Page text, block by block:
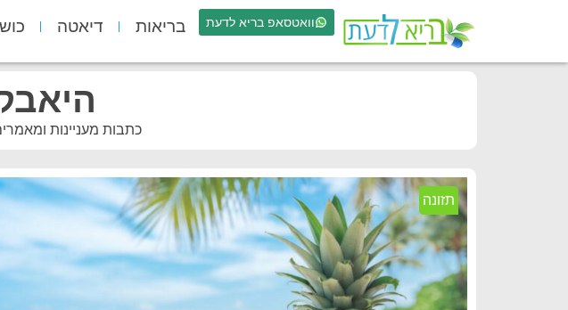
וואטסאפ בריא לדעת בריאות דיאטה
כתבות מעניינות
תזונה